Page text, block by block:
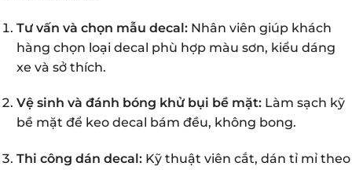
Tư vấn và chọn mẫu decal:Nhân viên giúp khách
hàng chọn loại decal phù hợp màu sơn, kiểu dáng
xe và sở thích.
Vệ sinh và đánh bóng khử bụi bề mặt:Làm sạch kỹ
bề mặt để keo decal bám đều, không bong.
Thi công dán decal:Kỹ thuật viên cắt, dán tỉ mỉ theo